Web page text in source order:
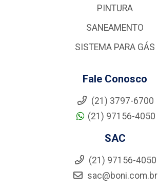
PINTURA
SANEAMENTO
SISTEMA PARA GÁS
Fale Conosco
(21) 3797-6700
(21) 97156-4050
SAC
(21) 97156-4050
sac@boni.com.br